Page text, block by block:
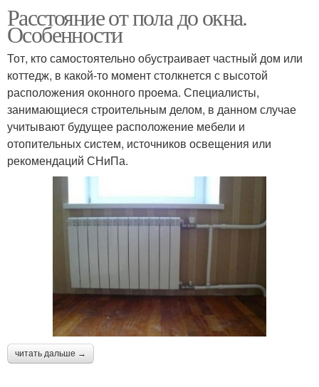
Расстояние от пола до окна.
Особенности
Тот, кто самостоятельно обустраивает частный дом или
коттедж, в какой-то момент столкнется с высотой
расположения оконного проема. Специалисты,
занимающиеся строительным делом, в данном случае
учитывают будущее расположение мебели и
отопительных систем, источников освещения или
рекомендаций СНиПа.
читать дальше →